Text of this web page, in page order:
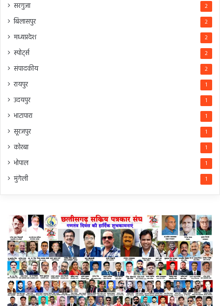
सरगुजा 2
बिलासपुर 2
मध्यप्रदेश 2
स्पोर्ट्स 2
संपादकीय 2
रायपुर 1
उदयपुर 1
भाटापारा 1
सूरजपुर 1
कोरबा 1
भोपाल 1
मुंगेली 1